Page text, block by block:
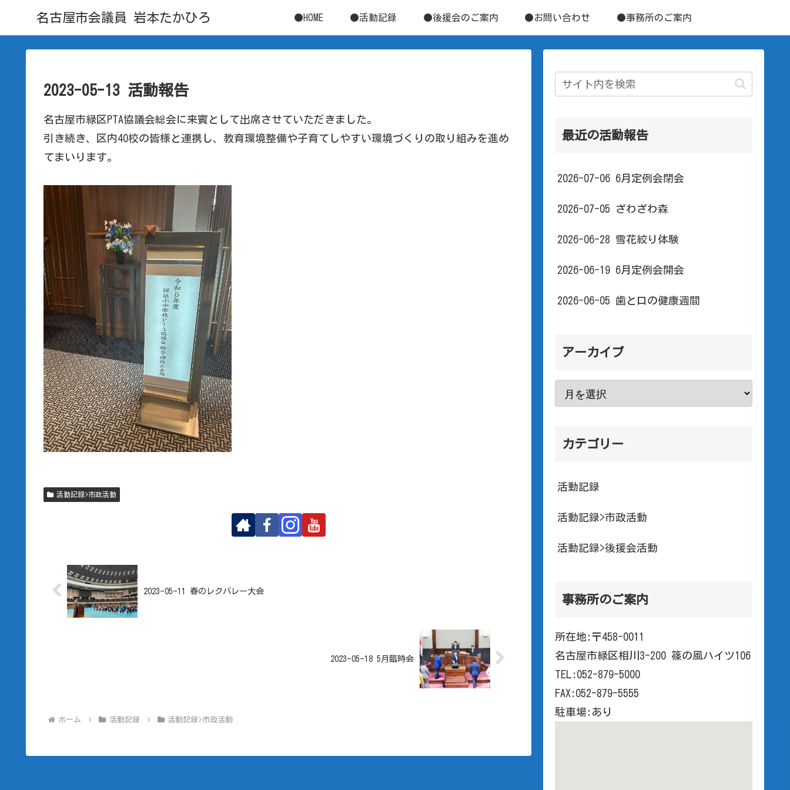
名古屋市会議員 岩本たかひろ ●HOME ●活動記録 ●後援会のご案内 ●お問い合わせ ●事務所のご案内
2023-05-13 活動報告
名古屋市緑区PTA協議会総会に来賓として出席させていただきました。
引き続き、区内40校の皆様と連携し、教育環境整備や子育てしやすい環境づくりの取り組みを進め
てまいります。
活動記録>市政活動
2023-05-11 春のレクバレー大会
2023-05-18 5月臨時会
ホーム 活動記録 活動記録>市政活動
最近の活動報告
2026-07-06 6月定例会閉会
2026-07-05 ざわざわ森
2026-06-28 雪花絞り体験
2026-06-19 6月定例会開会
2026-06-05 歯と口の健康週間
アーカイブ
カテゴリー
活動記録
活動記録>市政活動
活動記録>後援会活動
事務所のご案内
所在地:〒458-0011
名古屋市緑区相川3-200 篠の風ハイツ106
TEL:052-879-5000
FAX:052-879-5555
駐車場:あり